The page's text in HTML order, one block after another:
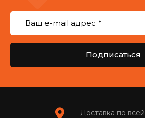
Подписаться
Доставка по всей